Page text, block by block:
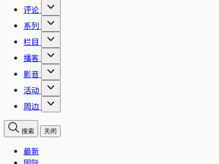
评论
系列
栏目
播客
影音
活动
周边
搜索 关闭
最新